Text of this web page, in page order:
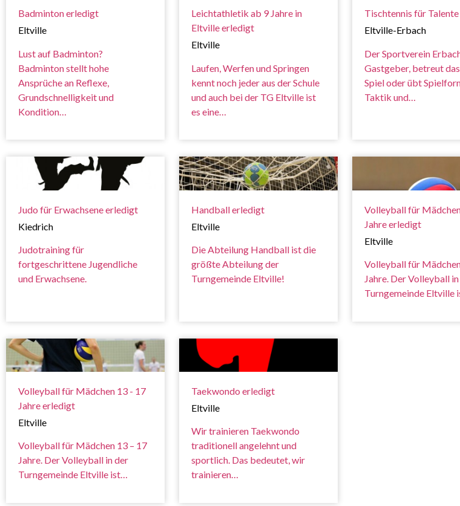
Badminton erledigt
Eltville
Lust auf Badminton?
Badminton stellt hohe
Ansprüche an Reflexe,
Grundschnelligkeit und
Kondition…
Leichtathletik ab 9 Jahre in
Eltville erledigt
Eltville
Laufen, Werfen und Springen
kennt noch jeder aus der Schule
und auch bei der TG Eltville ist
es eine…
Tischtennis für
Eltville-Erbach
Der Sportverein
Gastgeber, betreut
Spiel oder übt
Taktik und…
Judo für Erwachsene erledigt
Kiedrich
Judotraining für
fortgeschrittene Jugendliche
und Erwachsene.
Handball erledigt
Eltville
Die Abteilung Handball ist die
größte Abteilung der
Turngemeinde Eltville!
Volleyball für
Jahre erledigt
Eltville
Volleyball für
Jahre. Der Volleyball
Turngemeinde Eltville
Volleyball für Mädchen 13 - 17
Jahre erledigt
Eltville
Volleyball für Mädchen 13 – 17
Jahre. Der Volleyball in der
Turngemeinde Eltville ist…
Taekwondo erledigt
Eltville
Wir trainieren Taekwondo
traditionell angelehnt und
sportlich. Das bedeutet, wir
trainieren…